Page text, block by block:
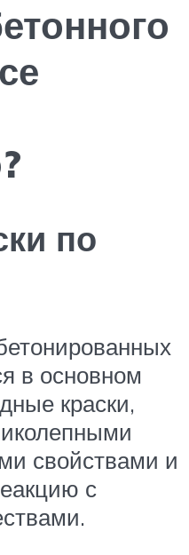
по
в основном
краски,
свойствами и
с